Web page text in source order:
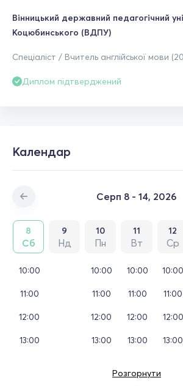
Вінницький державний педагогічний
Коцюбинського (ВДПУ)
Спеціаліст / Вчитель англійської мови
Диплом підтверджений
Календар
Серп 8 - 14, 2026
8
Сб
9
Нд
10
Пн
11
Вт
12
Ср
10:00
11:00
12:00
13:00
10:00
11:00
12:00
13:00
10:00
11:00
12:00
13:00
10:00
11:00
12:00
13:00
Розгорнути